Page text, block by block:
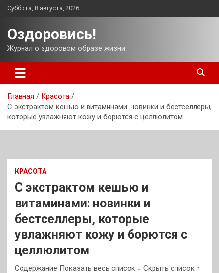
Перейти
Суббота, 8 августа, 2026
Оздоровись!
Журнал о здоровом образе жизни.
Главная
Красота
С экстрактом кешью и витаминами: новинки и бестселлеры,
которые увлажняют кожу и борются с целлюлитом
КРАСОТА
С экстрактом кешью и
витаминами: новинки и
бестселлеры, которые
увлажняют кожу и борются с
целлюлитом
Содержание Показать весь список ↓ Скрыть список ↑